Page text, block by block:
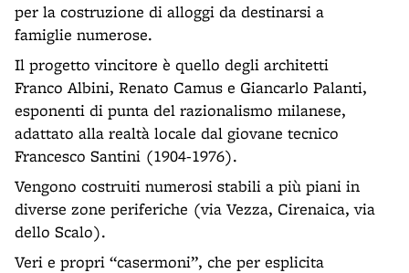
per la costruzione di alloggi da destinarsi a
famiglie numerose.
Il progetto vincitore è quello degli architetti
Franco Albini, Renato Camus e Giancarlo Palanti,
esponenti di punta del razionalismo milanese,
adattato alla realtà locale dal giovane tecnico
Francesco Santini (1904-1976).
Vengono costruiti numerosi stabili a più piani in
diverse zone periferiche (via Vezza, Cirenaica, via
dello Scalo).
Veri e propri “casermoni”, che per esplicita